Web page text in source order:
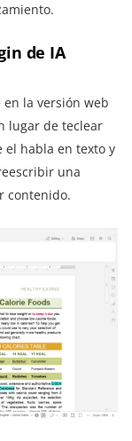
de IA
la versión web
lugar de teclear
el habla en texto y
una
contenido.